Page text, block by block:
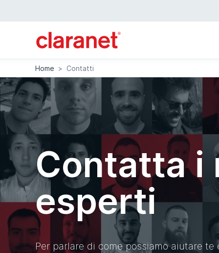
Home > Contatti
Contatta i
esperti
Per parlare di come possiamo aiutare